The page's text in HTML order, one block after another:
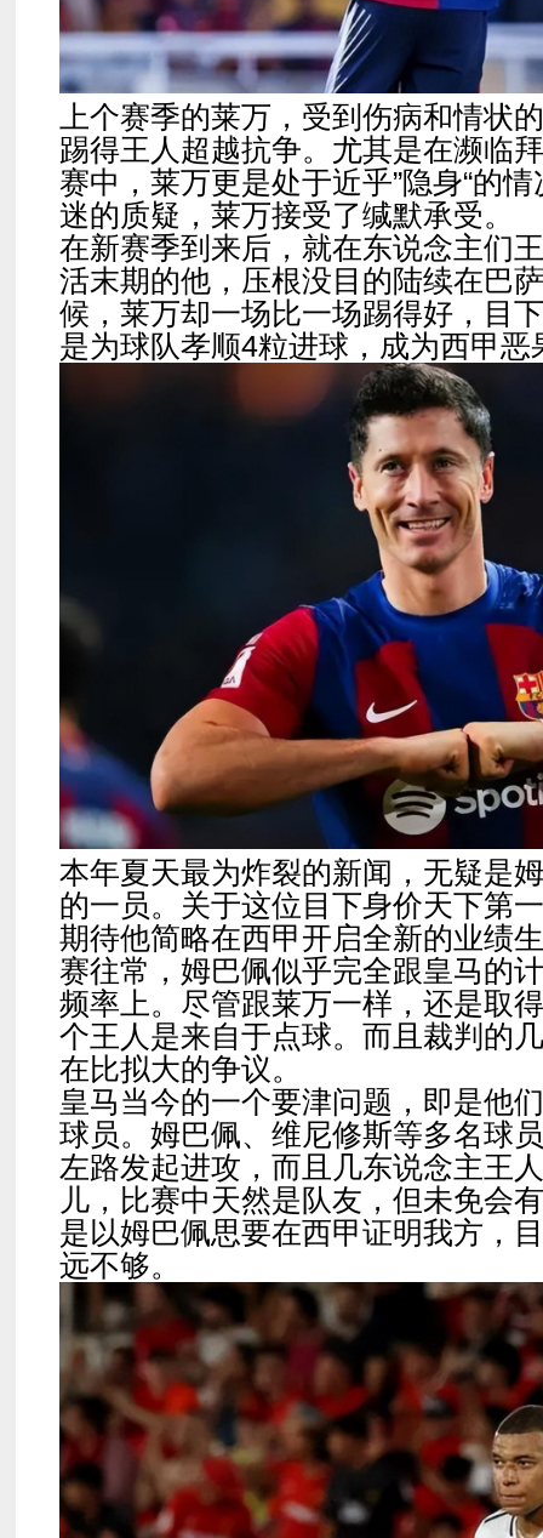
上个赛季的莱万，受到伤病和情状
踢得王人超越抗争。尤其是在濒临
赛中，莱万更是处于近乎”隐身“的
迷的质疑，莱万接受了缄默承受。
在新赛季到来后，就在东说念主们
活末期的他，压根没目的陆续在巴
候，莱万却一场比一场踢得好，目
是为球队孝顺4粒进球，成为西甲
本年夏天最为炸裂的新闻，无疑是
的一员。关于这位目下身价天下第
期待他简略在西甲开启全新的业绩
赛往常，姆巴佩似乎完全跟皇马的
频率上。尽管跟莱万一样，还是取
个王人是来自于点球。而且裁判的
在比拟大的争议。
皇马当今的一个要津问题，即是他
球员。姆巴佩、维尼修斯等多名球
左路发起进攻，而且几东说念主王
儿，比赛中天然是队友，但未免会
是以姆巴佩思要在西甲证明我方，
远不够。